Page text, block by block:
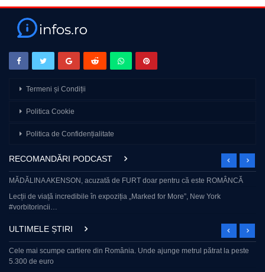
Termeni și Condiții
Politica Cookie
Politica de Confidențialitate
RECOMANDĂRI PODCAST
MĂDĂLINA AKENSON, acuzată de FURT doar pentru că este ROMÂNCĂ
Lecții de viață incredibile în expoziția „Marked for More”, New York
#vorbitorincii…
ULTIMELE ȘTIRI
Cele mai scumpe cartiere din România. Unde ajunge metrul pătrat la peste
5.300 de euro